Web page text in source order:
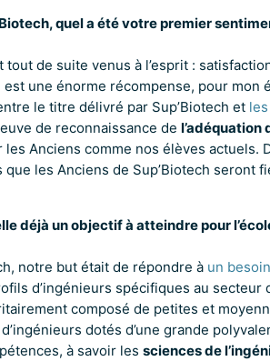
quel a été votre premier
de suite venus à l’esprit :
une énorme récompense, pour mon
le titre délivré par Sup’Biotech et
de reconnaissance de l’adéquation
les Anciens comme nos élèves actuels.
que les Anciens de Sup’Biotech seront
déjà un objectif à atteindre pour
notre but était de répondre à un
d’ingénieurs spécifiques au secteur
composé de petites et
dotés d’une grande
à savoir les sciences de